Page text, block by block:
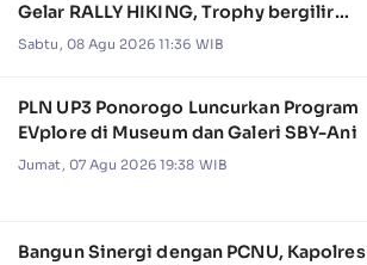
Gelar RALLY HIKING, Trophy bergilir
Camat Jabon
Sabtu, 08 Agu 2026 11:36 WIB
PLN UP3 Ponorogo Luncurkan Program
EVplore di Museum dan Galeri SBY-Ani
Jumat, 07 Agu 2026 19:38 WIB
Bangun Sinergi dengan PCNU, Kapolres